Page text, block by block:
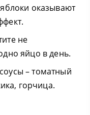
оказывают
не
яйцо в день.
– томатный
горчица.